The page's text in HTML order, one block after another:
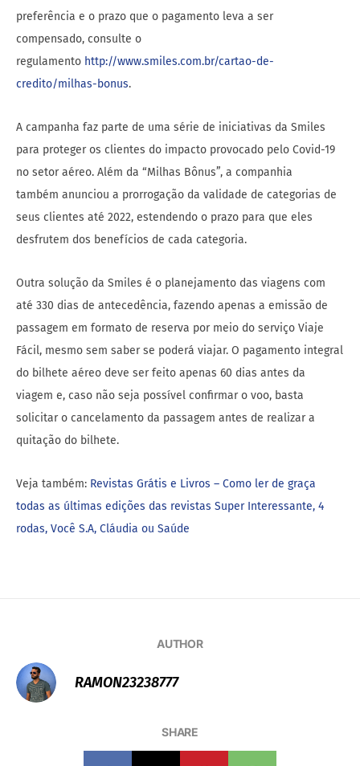
preferência e o prazo que o pagamento leva a ser
compensado, consulte o
regulamento http://www.smiles.com.br/cartao-de-
credito/milhas-bonus.
A campanha faz parte de uma série de iniciativas da Smiles
para proteger os clientes do impacto provocado pelo Covid-19
no setor aéreo. Além da “Milhas Bônus”, a companhia
também anunciou a prorrogação da validade de categorias de
seus clientes até 2022, estendendo o prazo para que eles
desfrutem dos benefícios de cada categoria.
Outra solução da Smiles é o planejamento das viagens com
até 330 dias de antecedência, fazendo apenas a emissão de
passagem em formato de reserva por meio do serviço Viaje
Fácil, mesmo sem saber se poderá viajar. O pagamento integral
do bilhete aéreo deve ser feito apenas 60 dias antes da
viagem e, caso não seja possível confirmar o voo, basta
solicitar o cancelamento da passagem antes de realizar a
quitação do bilhete.
Veja também: Revistas Grátis e Livros – Como ler de graça
todas as últimas edições das revistas Super Interessante, 4
rodas, Você S.A, Cláudia ou Saúde
AUTHOR
RAMON23238777
SHARE